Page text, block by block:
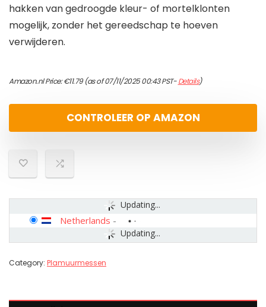
hakken van gedroogde kleur- of mortelklonten
mogelijk, zonder het gereedschap te hoeven
verwijderen.
Amazon.nl Price:€11.79(as of 07/11/2025 00:43 PST-Details)
CONTROLEER OP AMAZON
Updating...
Updating...
Netherlands -
Category: Plamuurmessen